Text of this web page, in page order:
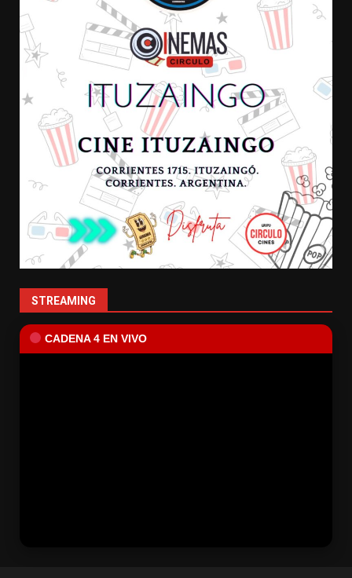
STREAMING
CADENA 4 EN VIVO